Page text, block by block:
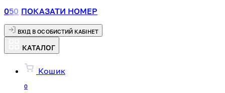
050 ПОКАЗАТИ НОМЕР
ВХІД В ОСОБИСТИЙ КАБІНЕТ
КАТАЛОГ
Кошик
0